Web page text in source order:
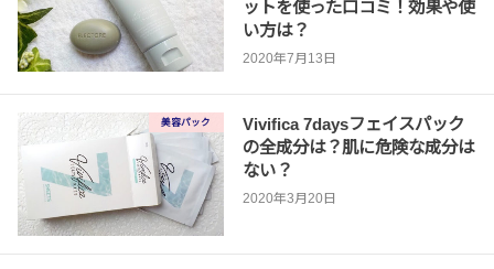
ットを使った口コミ！効果や使
い方は？
2020年7月13日
美容パック
Vivifica 7daysフェイスパック
の全成分は？肌に危険な成分は
ない？
2020年3月20日